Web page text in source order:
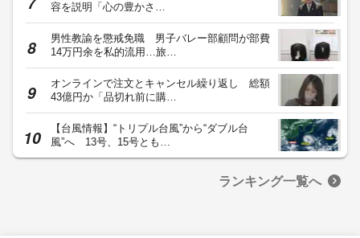
容を説明「心の豊かさ…
男性教諭を懲戒免職 男子バレー部顧問が部費
14万円余を私的流用…旅…
オンラインで注文とキャンセル繰り返し 総額
43億円か「品切れ前に購…
【台風情報】“トリプル台風”から“ダブル台
風”へ 13号、15号とも…
ランキング一覧へ